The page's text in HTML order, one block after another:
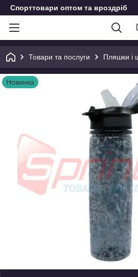
Спорттовари оптом та вроздріб
Товари та послуги Пляшки і
Новинка